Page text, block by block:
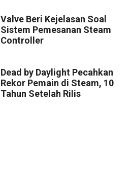
Valve Beri Kejelasan Soal
Sistem Pemesanan Steam
Controller
Dead by Daylight Pecahkan
Rekor Pemain di Steam, 10
Tahun Setelah Rilis